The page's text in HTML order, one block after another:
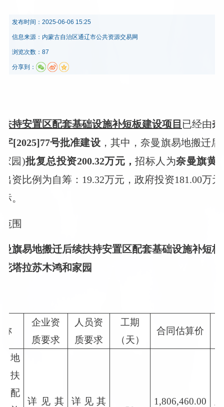
发布时间： 2025-06-06 15:25
信息来源： 内蒙古自治区通辽市公共资源交易网
浏览次数：87
分享到：
持安置区配套基础设施补短板建设项目 已经由奈
[2025]77号批准建设，其中，奈曼旗易地搬迁
园)批复总投资200.32万元，招标人为奈曼旗黄
资比例为自筹：19.32万元，政府投资181.00万
。
围
曼旗易地搬迁后续扶持安置区配套基础设施补短
塔拉苏木鸿和家园
称
企业资
质要求
人员资
质要求
工期
（天）
合同估算价
地
扶
配
详见其
详见其
1,806,460.00